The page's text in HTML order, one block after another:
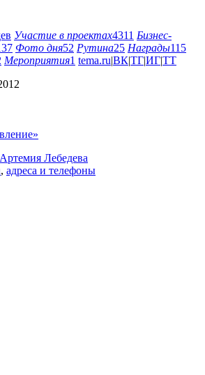
Участие в проектах4311 Бизнес-
Фото дня52 Рутина25 Награды115
Мероприятия1 tema.ru|ВК|ТГ|ИГ|ТТ
Лебедева
, адреса и телефоны